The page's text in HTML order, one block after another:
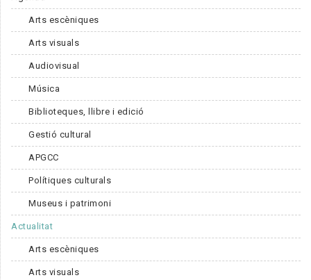
Arts escèniques
Arts visuals
Audiovisual
Música
Biblioteques, llibre i edició
Gestió cultural
APGCC
Polítiques culturals
Museus i patrimoni
Actualitat
Arts escèniques
Arts visuals